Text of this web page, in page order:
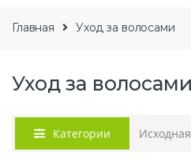
Главная Уход за волосами
Уход за волосами
Категории